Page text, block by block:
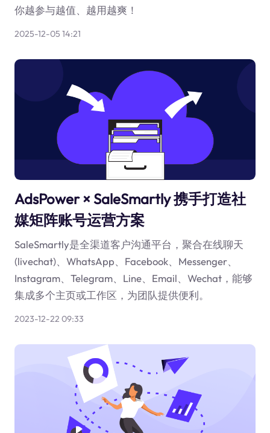
你越参与越值、越用越爽！
2025-12-05 14:21
AdsPower × SaleSmartly 携手打造社
媒矩阵账号运营方案
SaleSmartly是全渠道客户沟通平台，聚合在线聊天
(livechat)、WhatsApp、Facebook、Messenger、
Instagram、Telegram、Line、Email、Wechat，能够
集成多个主页或工作区，为团队提供便利。
2023-12-22 09:33